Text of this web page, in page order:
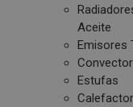
Aceite
Emisores
Estufas